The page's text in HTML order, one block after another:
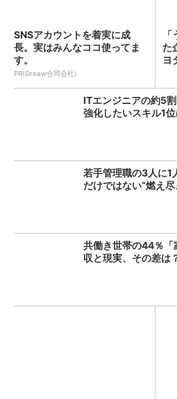
SNSアカウントを着実に成
長。実はみんなココ使ってま
す。
PR(Dreaw合同会社)
た
ヨ
ITエンジニアの約5
強化したいスキル1位
若手管理職の3人に
だけではない“燃え
共働き世帯の44％
収と現実、その差は